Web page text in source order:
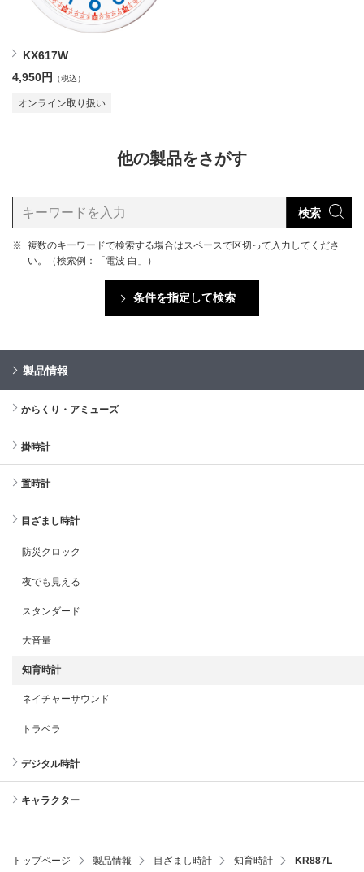
KX617W
4,950円
（税込）
オンライン取り扱い
他の製品をさがす
検索
※ 複数のキーワードで検索する場合はスペースで区切って入力してくださ
い。（検索例：「電波 白」）
条件を指定して検索
製品情報
からくり・アミューズ
掛時計
置時計
目ざまし時計
防災クロック
夜でも見える
スタンダード
大音量
知育時計
ネイチャーサウンド
トラベラ
デジタル時計
キャラクター
トップページ 製品情報 目ざまし時計 知育時計 KR887L